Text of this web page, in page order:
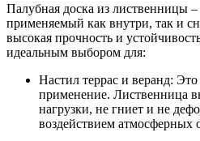
Палубная доска из лиственницы
применяемый как внутри, так и
высокая прочность и
идеальным выбором для:
Настил террас и веранд:
применение. Лиственница
нагрузки, не гниет и не
воздействием атмосферных